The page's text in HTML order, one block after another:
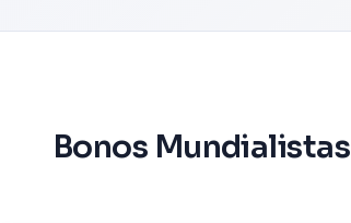
Bonos Mundialistas